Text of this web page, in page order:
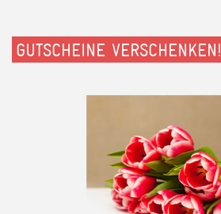
GUTSCHEINE VERSCHENKEN!